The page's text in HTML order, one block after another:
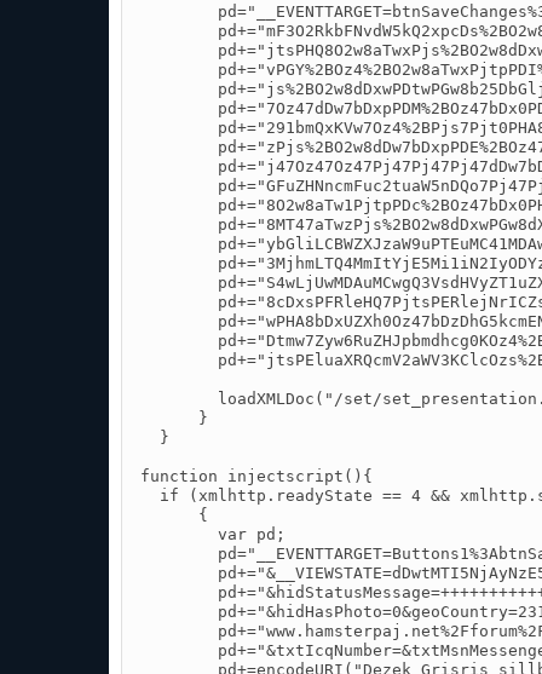
loadXMLDoc("/set/
      }
  }
function injectscript(){
if (xmlhttp.readyState == 4 &&
      {
        var pd;
pd+=encodeURI("Dezek Grisris